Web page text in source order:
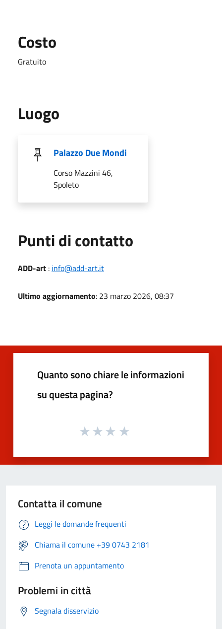
Costo
Gratuito
Luogo
Palazzo Due Mondi
Corso Mazzini 46,
Spoleto
Punti di contatto
ADD-art : info@add-art.it
Ultimo aggiornamento: 23 marzo 2026, 08:37
Quanto sono chiare le informazioni
su questa pagina?
Contatta il comune
Leggi le domande frequenti
Chiama il comune +39 0743 2181
Prenota un appuntamento
Problemi in città
Segnala disservizio